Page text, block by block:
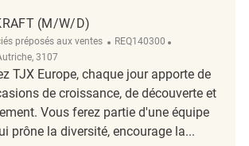
(M/W/D)
préposés aux ventes ReqId
REQ140300
3107
TJX Europe, chaque jour apporte de
de croissance, de découverte et
Vous ferez partie d'une équipe
prône la diversité, encourage la...